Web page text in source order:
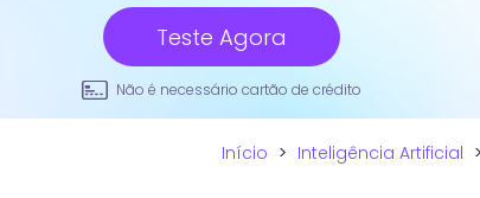
Teste Agora
Não é necessário cartão de crédito
Início > Inteligência Artificial >